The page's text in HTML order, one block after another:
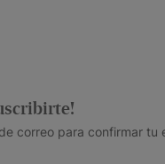
correo para confirmar tu